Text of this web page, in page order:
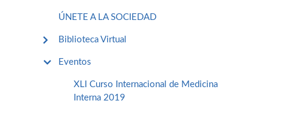
ÚNETE A LA SOCIEDAD
Biblioteca Virtual
Eventos
XLI Curso Internacional de Medicina
Interna 2019